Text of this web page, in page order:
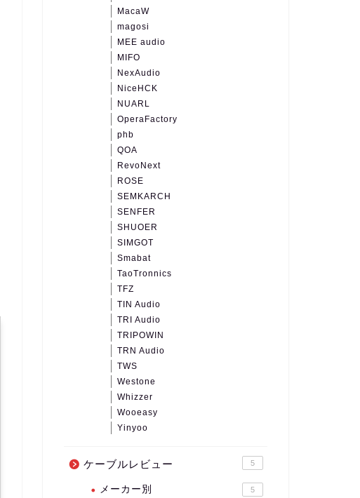
MacaW
magosi
MEE audio
MIFO
NexAudio
NiceHCK
NUARL
OperaFactory
phb
QOA
RevoNext
ROSE
SEMKARCH
SENFER
SHUOER
SIMGOT
Smabat
TaoTronnics
TFZ
TIN Audio
TRI Audio
TRIPOWIN
TRN Audio
TWS
Westone
Whizzer
Wooeasy
Yinyoo
ケーブルレビュー 5
メーカー別 5